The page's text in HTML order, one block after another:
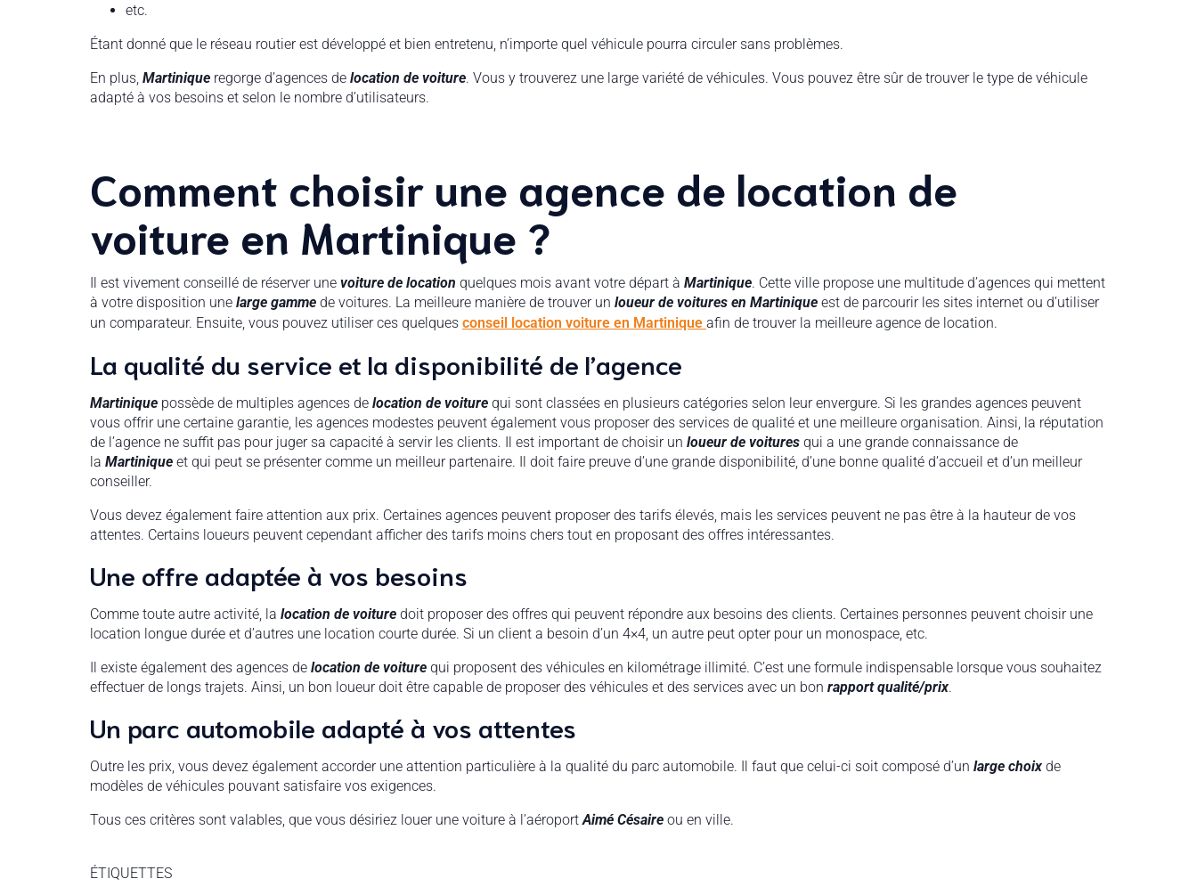
etc.
Étant donné que le réseau routier est développé et bien entretenu, n’importe quel véhicule pourra circuler sans problèmes.
En plus, Martinique regorge d’agences de location de voiture. Vous y trouverez une large variété de véhicules. Vous pouvez être sûr de trouver le type de véhicule
adapté à vos besoins et selon le nombre d’utilisateurs.
Comment choisir une agence de location de
voiture en Martinique ?
Il est vivement conseillé de réserver une voiture de location quelques mois avant votre départ à Martinique. Cette ville propose une multitude d’agences qui mettent
à votre disposition une large gamme de voitures. La meilleure manière de trouver un loueur de voitures en Martinique est de parcourir les sites internet ou d’utiliser
un comparateur. Ensuite, vous pouvez utiliser ces quelques conseil location voiture en Martinique afin de trouver la meilleure agence de location.
La qualité du service et la disponibilité de l’agence
Martinique possède de multiples agences de location de voiture qui sont classées en plusieurs catégories selon leur envergure. Si les grandes agences peuvent
vous offrir une certaine garantie, les agences modestes peuvent également vous proposer des services de qualité et une meilleure organisation. Ainsi, la réputation
de l’agence ne suffit pas pour juger sa capacité à servir les clients. Il est important de choisir un loueur de voitures qui a une grande connaissance de
la Martinique et qui peut se présenter comme un meilleur partenaire. Il doit faire preuve d’une grande disponibilité, d’une bonne qualité d’accueil et d’un meilleur
conseiller.
Vous devez également faire attention aux prix. Certaines agences peuvent proposer des tarifs élevés, mais les services peuvent ne pas être à la hauteur de vos
attentes. Certains loueurs peuvent cependant afficher des tarifs moins chers tout en proposant des offres intéressantes.
Une offre adaptée à vos besoins
Comme toute autre activité, la location de voiture doit proposer des offres qui peuvent répondre aux besoins des clients. Certaines personnes peuvent choisir une
location longue durée et d’autres une location courte durée. Si un client a besoin d’un 4×4, un autre peut opter pour un monospace, etc.
Il existe également des agences de location de voiture qui proposent des véhicules en kilométrage illimité. C’est une formule indispensable lorsque vous souhaitez
effectuer de longs trajets. Ainsi, un bon loueur doit être capable de proposer des véhicules et des services avec un bon rapport qualité/prix.
Un parc automobile adapté à vos attentes
Outre les prix, vous devez également accorder une attention particulière à la qualité du parc automobile. Il faut que celui-ci soit composé d’un large choix de
modèles de véhicules pouvant satisfaire vos exigences.
Tous ces critères sont valables, que vous désiriez louer une voiture à l’aéroport Aimé Césaire ou en ville.
ÉTIQUETTES